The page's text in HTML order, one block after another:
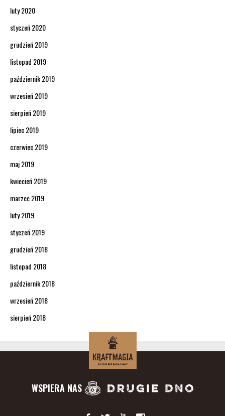
luty 2020
styczeń 2020
grudzień 2019
listopad 2019
październik 2019
wrzesień 2019
sierpień 2019
lipiec 2019
czerwiec 2019
maj 2019
kwiecień 2019
marzec 2019
luty 2019
styczeń 2019
grudzień 2018
listopad 2018
październik 2018
wrzesień 2018
sierpień 2018
WSPIERA NAS